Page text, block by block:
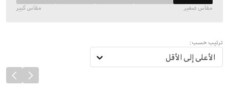
مقاس صغير مقاس كبير
ترتيب حسب:
الأعلى إلى الأقل